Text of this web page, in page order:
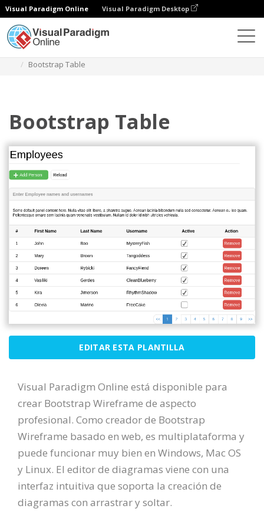
Visual Paradigm Online Visual Paradigm Desktop
Bootstrap Table
Bootstrap Table
EDITAR ESTA PLANTILLA
Visual Paradigm Online está disponible para
crear Bootstrap Wireframe de aspecto
profesional. Como creador de Bootstrap
Wireframe basado en web, es multiplataforma y
puede funcionar muy bien en Windows, Mac OS
y Linux. El editor de diagramas viene con una
interfaz intuitiva que soporta la creación de
diagramas con arrastrar y soltar.